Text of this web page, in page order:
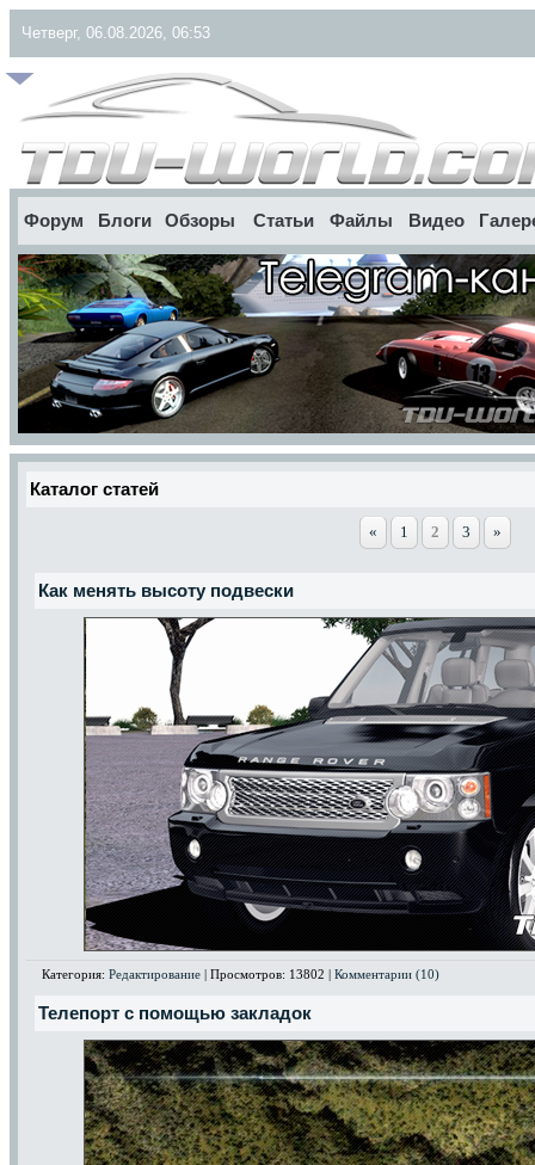
Четверг, 06.08.2026, 06:53
Форум Блоги Обзоры Статьи Файлы Видео
Каталог статей
« 1 2 3 »
Как менять высоту подвески
Категория: Редактирование | Просмотров: 13802 | Комментарии (10)
Телепорт с помощью закладок